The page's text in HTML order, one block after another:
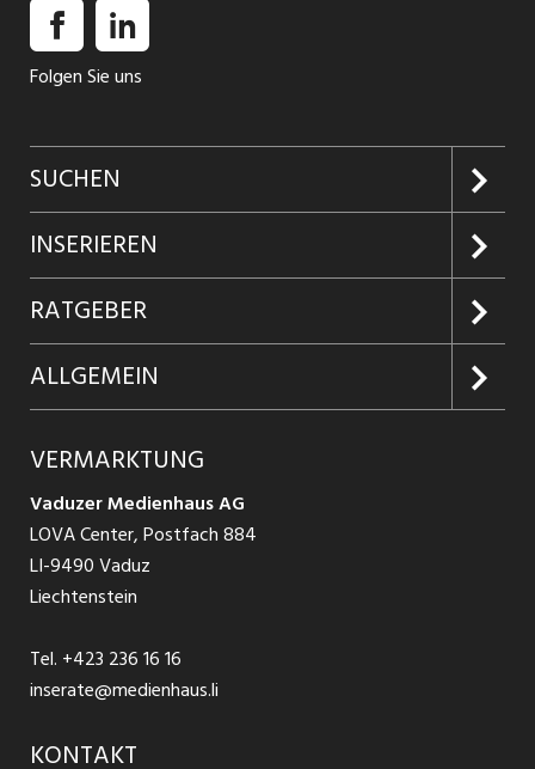
Folgen Sie uns
SUCHEN
Jobs suchen
Jobabo
Firmen entdecken
Jobs in Graubünden
Jobs in St. Gallen
Jobs in Glarus
Jobs in der Südostschweiz
Temporär Jobs
Teilzeit Jobs
INSERIEREN
Kundenlogin
Inserieren
Produkte
Schnittstelle
RATGEBER
Glossar
Ratgeber Bewerbung / Rekrutierung
ALLGEMEIN
AGB
Datenschutzbestimmungen
Nutzungsbedingungen
Impressum
VERMARKTUNG
Vaduzer Medienhaus AG
LOVA Center, Postfach 884
LI-9490 Vaduz
Liechtenstein
Tel. +423 236 16 16
inserate@medienhaus.li
KONTAKT